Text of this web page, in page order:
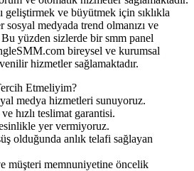
geliştirmek ve büyütmek için sıklıkla
medyada trend olmanızı ve
yüzden sizlerde bir smm panel
bireysel ve kurumsal
hizmetler sağlamaktadır.
Etmeliyim?
medya hizmetleri sunuyoruz.
hızlı teslimat garantisi.
yer vermiyoruz.
olduğunda anlık telafi sağlayan
müşteri memnuniyetine öncelik